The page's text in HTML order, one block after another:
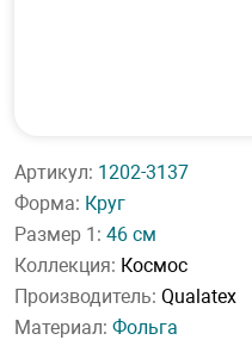
Артикул: 1202-3137
Форма: Круг
Размер 1: 46 см
Коллекция: Космос
Производитель: Qualatex
Материал: Фольга